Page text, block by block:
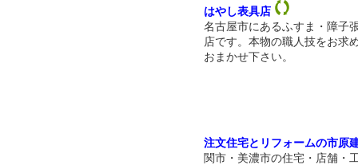
はやし表具店
名古屋市にあるふすま・障子
店です。本物の職人技をお求
おまかせ下さい。
注文住宅とリフォームの市原
関市・美濃市の住宅・店舗・